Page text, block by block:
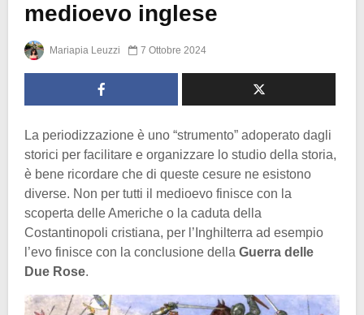
medioevo inglese
Mariapia Leuzzi 7 Ottobre 2024
La periodizzazione è uno “strumento” adoperato dagli
storici per facilitare e organizzare lo studio della storia,
è bene ricordare che di queste cesure ne esistono
diverse. Non per tutti il medioevo finisce con la
scoperta delle Americhe o la caduta della
Costantinopoli cristiana, per l’Inghilterra ad esempio
l’evo finisce con la conclusione della Guerra delle
Due Rose.